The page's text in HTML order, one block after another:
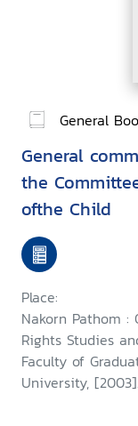
General
General
the
ofthe Child
Place:
Nakorn Pathom :
Rights Studies
Faculty of
University, [2003].